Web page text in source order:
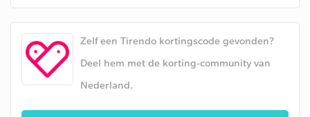
Zelf een Tirendo kortingscode gevonden?
Deel hem met de korting-community van
Nederland.